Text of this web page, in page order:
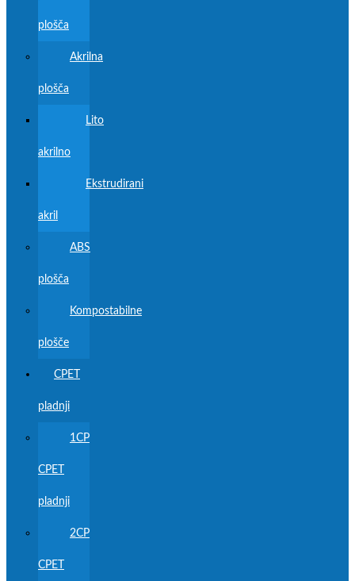
plošča
Akrilna
plošča
Lito
akrilno
Ekstrudirani
akril
ABS
plošča
Kompostabilne
plošče
CPET
pladnji
1CP
CPET
pladnji
2CP
CPET